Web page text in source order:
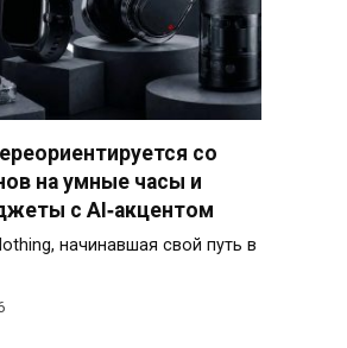
со
на умные часы и
с AI‑акцентом
начинавшая свой путь в